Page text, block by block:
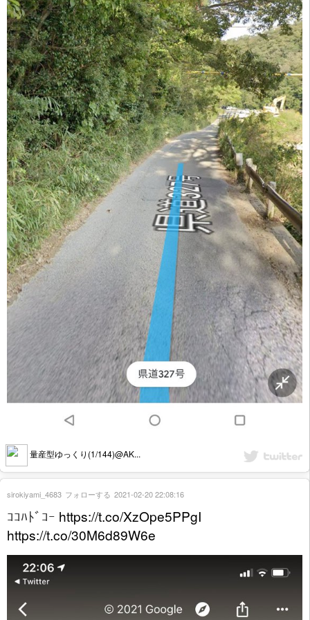
量産型ゆっくり(1/144)@AK...
ｺｺﾊﾄﾞｺｰ https://t.co/XzOpe5PPgI
https://t.co/30M6d89W6e
sirokiyami_4683 フォローする 2021-02-20 22:08:16